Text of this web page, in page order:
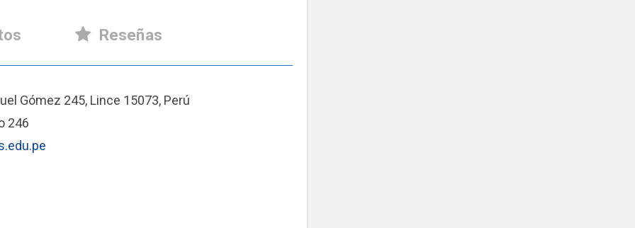
Reseñas
Gómez 245, Lince 15073, Perú
246